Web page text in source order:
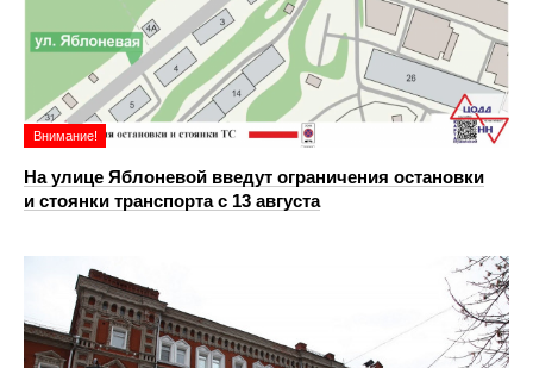
Внимание!
На улице Яблоневой введут ограничения остановки
и стоянки транспорта с 13 августа